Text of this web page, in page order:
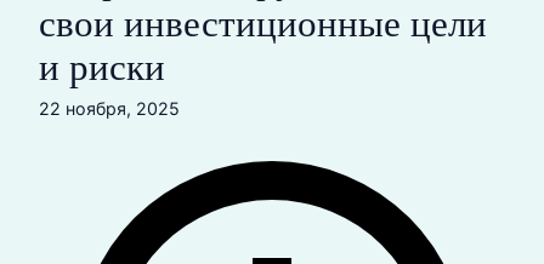
свои инвестиционные цели
и риски
22 ноября, 2025